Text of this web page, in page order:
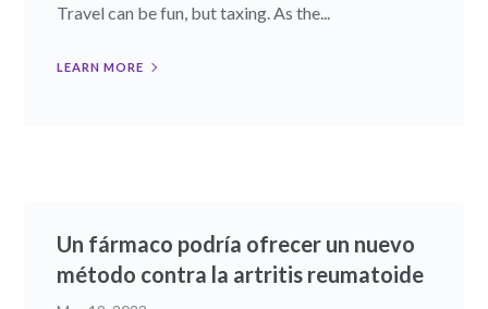
Travel can be fun, but taxing. As the...
LEARN MORE
Un fármaco podría ofrecer un nuevo
método contra la artritis reumatoide